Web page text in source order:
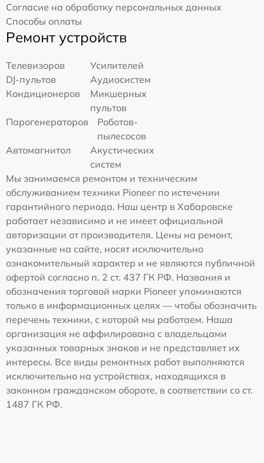
Согласие на обработку персональных данных
Способы оплаты
Ремонт устройств
Телевизоров
Усилителей
DJ-пультов
Аудиосистем
Кондиционеров
Микшерных
пультов
Парогенераторов
Роботов-
пылесосов
Автомагнитол
Акустических
систем
Мы занимаемся ремонтом и техническим
обслуживанием техники Pioneer по истечении
гарантийного периода. Наш центр в Хабаровске
работает независимо и не имеет официальной
авторизации от производителя. Цены на ремонт,
указанные на сайте, носят исключительно
ознакомительный характер и не являются публичной
офертой согласно п. 2 ст. 437 ГК РФ. Названия и
обозначения торговой марки Pioneer упоминаются
только в информационных целях — чтобы обозначить
перечень техники, с которой мы работаем. Наша
организация не аффилирована с владельцами
указанных товарных знаков и не представляет их
интересы. Все виды ремонтных работ выполняются
исключительно на устройствах, находящихся в
законном гражданском обороте, в соответствии со ст.
1487 ГК РФ.